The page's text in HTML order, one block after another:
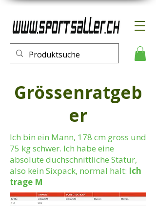
Grössenratgeb
er
Ich bin ein Mann, 178 cm gross und
75 kg schwer. Ich habe eine
absolute duchschnittliche Statur,
also kein Sixpack, normal halt: Ich
trage M